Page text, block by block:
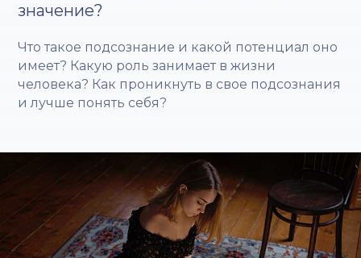
значение?
Что такое подсознание и какой потенциал оно
имеет? Какую роль занимает в жизни
человека? Как проникнуть в свое подсознания
и лучше понять себя?